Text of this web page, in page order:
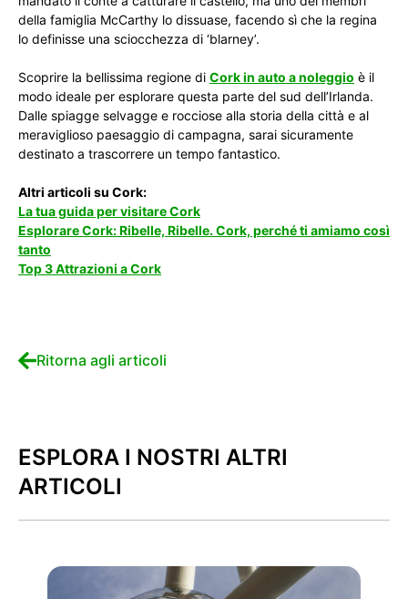
della famiglia McCarthy lo dissuase, facendo sì che la regina
lo definisse una sciocchezza di ‘blarney’.
Scoprire la bellissima regione di Cork in auto a noleggio è il
modo ideale per esplorare questa parte del sud dell’Irlanda.
Dalle spiagge selvagge e rocciose alla storia della città e al
meraviglioso paesaggio di campagna, sarai sicuramente
destinato a trascorrere un tempo fantastico.
Altri articoli su Cork:
La tua guida per visitare Cork
Esplorare Cork: Ribelle, Ribelle. Cork, perché ti amiamo così
tanto
Top 3 Attrazioni a Cork
Ritorna agli articoli
ESPLORA I NOSTRI ALTRI
ARTICOLI